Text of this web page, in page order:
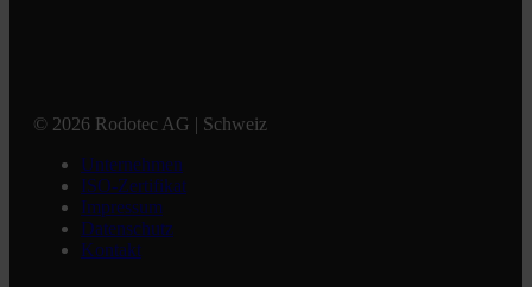
© 2026 Rodotec AG | Schweiz
Unternehmen
ISO-Zertifikat
Impressum
Datenschutz
Kontakt